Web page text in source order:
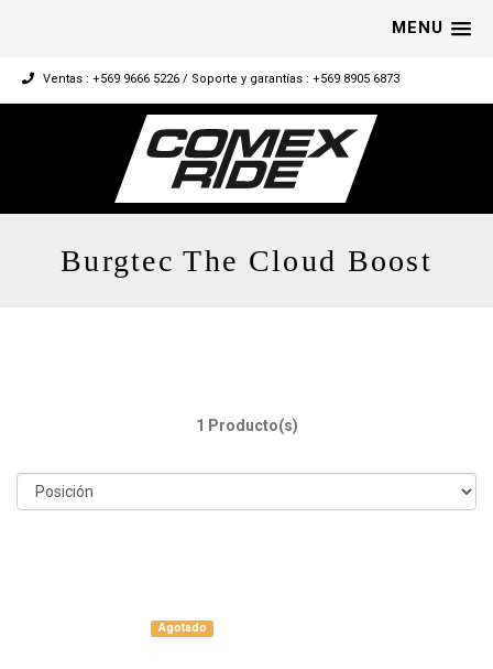
MENU
Ventas : +569 9666 5226 / Soporte y garantías : +569 8905 6873
Burgtec The Cloud Boost
1 Producto(s)
Agotado